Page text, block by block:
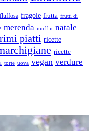
fluffosa fragole frutta frutti di
merenda muffin natale
piatti ricette
ricette
torte uova vegan verdure